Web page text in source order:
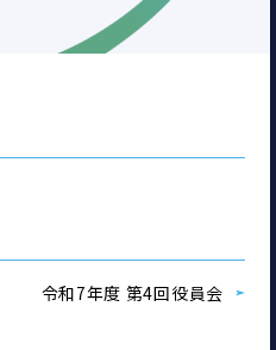
令和7年度 第4回役員会